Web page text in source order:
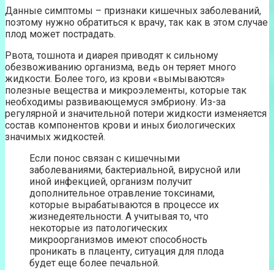
Данные симптомы – признаки кишечных заболеваний,
поэтому нужно обратиться к врачу, так как в этом случае
плод может пострадать.
Рвота, тошнота и диарея приводят к сильному
обезвоживанию организма, ведь он теряет много
жидкости. Более того, из крови «вымываются»
полезные вещества и микроэлементы, которые так
необходимы развивающемуся эмбриону. Из-за
регулярной и значительной потери жидкости изменяется
состав компонентов крови и иных биологических
значимых жидкостей.
Если понос связан с кишечными
заболеваниями, бактериальной, вирусной или
иной инфекцией, организм получит
дополнительное отравление токсинами,
которые вырабатываются в процессе их
жизнедеятельности. А учитывая то, что
некоторые из патологических
микроорганизмов имеют способность
проникать в плаценту, ситуация для плода
будет еще более печальной.